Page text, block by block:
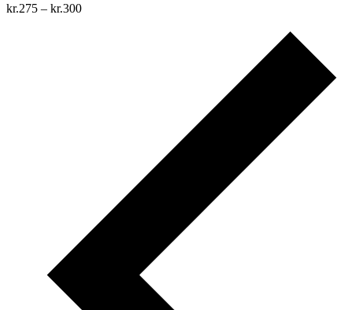
kr.275 – kr.300